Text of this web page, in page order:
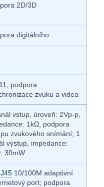
2D/3D
digitálního
podpora
zvuku a videa
vstup, úroveň: 2Vp-p,
1kΩ, podpora
zvukového snímání; 1
výstup, impedance:
30mW
10/100M adaptivní
port; podpora